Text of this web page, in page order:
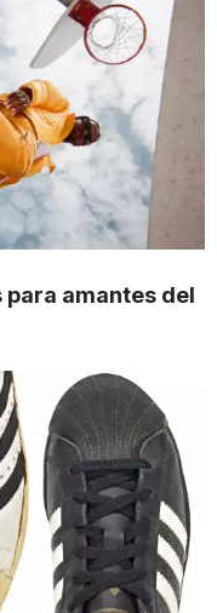
para amantes del